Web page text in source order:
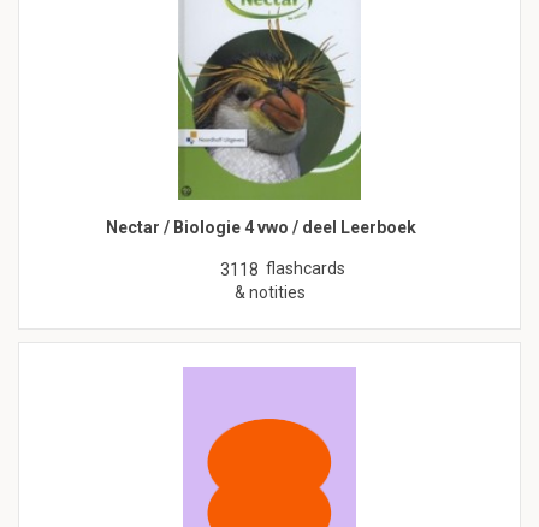
Nectar / Biologie 4 vwo / deel Leerboek
3118 flashcards
& notities